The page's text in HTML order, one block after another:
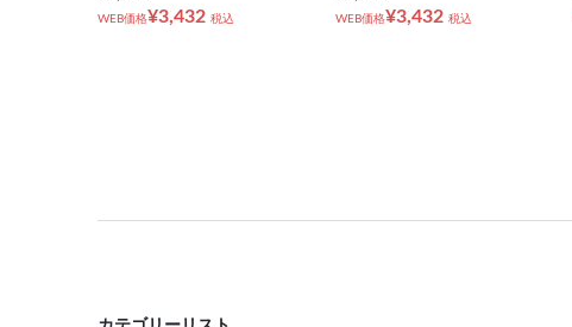
WEB価格¥3,432 税込 WEB価格¥3,432 税込